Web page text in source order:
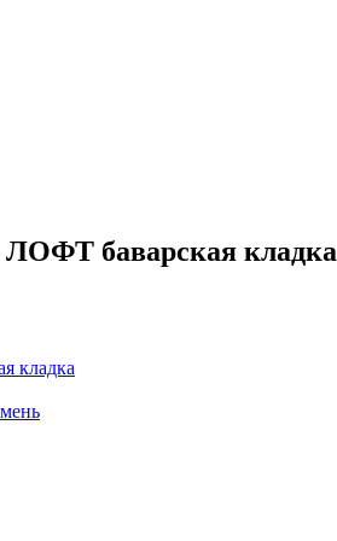
баварская кладка
кладка